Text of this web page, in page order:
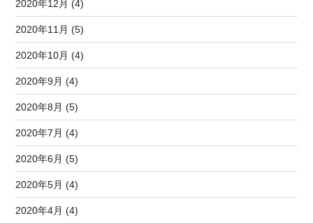
2020年12月 (4)
2020年11月 (5)
2020年10月 (4)
2020年9月 (4)
2020年8月 (5)
2020年7月 (4)
2020年6月 (5)
2020年5月 (4)
2020年4月 (4)